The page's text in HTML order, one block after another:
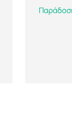
Cuba
Η JRC